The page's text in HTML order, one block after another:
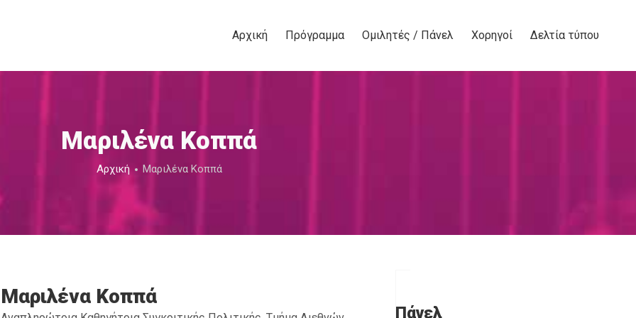
Αρχική Πρόγραμμα Ομιλητές / Πάνελ Χορηγοί Δελτία τύπου
Μαριλένα Κοππά
Αρχική Μαριλένα Κοππά
Μαριλένα Κοππά
Πάνελ